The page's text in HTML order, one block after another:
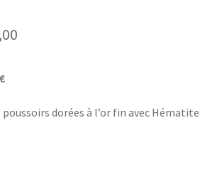
Plage
€0,00
poussoirs dorées à l’or fin avec Hématite